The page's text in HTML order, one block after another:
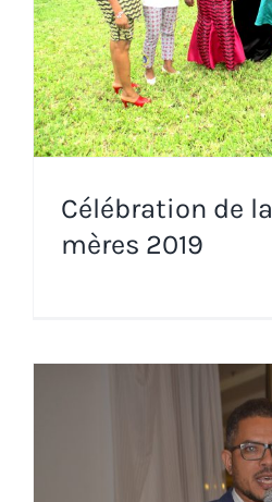
Célébration de
mères 2019